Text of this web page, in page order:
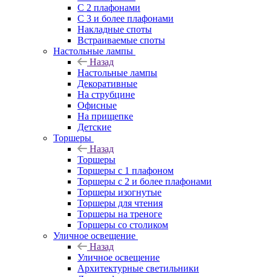
С 2 плафонами
С 3 и более плафонами
Накладные споты
Встраиваемые споты
Настольные лампы
Назад
Настольные лампы
Декоративные
На струбцине
Офисные
На прищепке
Детские
Торшеры
Назад
Торшеры
Торшеры с 1 плафоном
Торшеры с 2 и более плафонами
Торшеры изогнутые
Торшеры для чтения
Торшеры на треноге
Торшеры со столиком
Уличное освещение
Назад
Уличное освещение
Архитектурные светильники